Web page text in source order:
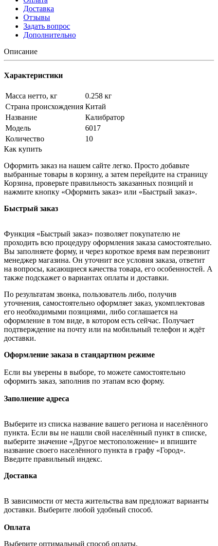
Доставка
Отзывы
Задать вопрос
Дополнительно
Описание
Характеристики
Масса нетто, кг
0.258 кг
Страна происхождения Китай
Название
Калибратор
Модель
6017
Количество
10
Как купить
Оформить заказ на нашем сайте легко. Просто добавьте
выбранные товары в корзину, а затем перейдите на страницу
Корзина, проверьте правильность заказанных позиций и
нажмите кнопку «Оформить заказ» или «Быстрый заказ».
Быстрый заказ
Функция «Быстрый заказ» позволяет покупателю не
проходить всю процедуру оформления заказа самостоятельно.
Вы заполняете форму, и через короткое время вам перезвонит
менеджер магазина. Он уточнит все условия заказа, ответит
на вопросы, касающиеся качества товара, его особенностей. А
также подскажет о вариантах оплаты и доставки.
По результатам звонка, пользователь либо, получив
уточнения, самостоятельно оформляет заказ, укомплектовав
его необходимыми позициями, либо соглашается на
оформление в том виде, в котором есть сейчас. Получает
подтверждение на почту или на мобильный телефон и ждёт
доставки.
Оформление заказа в стандартном режиме
Если вы уверены в выборе, то можете самостоятельно
оформить заказ, заполнив по этапам всю форму.
Заполнение адреса
Выберите из списка название вашего региона и населённого
пункта. Если вы не нашли свой населённый пункт в списке,
выберите значение «Другое местоположение» и впишите
название своего населённого пункта в графу «Город».
Введите правильный индекс.
Доставка
В зависимости от места жительства вам предложат варианты
доставки. Выберите любой удобный способ.
Оплата
Выберите оптимальный способ оплаты.